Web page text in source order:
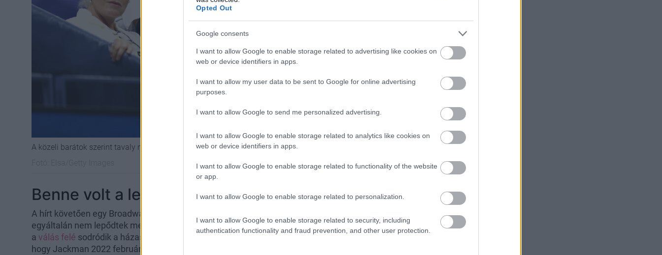
Opted Out
Google consents
I want to allow Google to enable storage related to advertising like cookies on
web or device identifiers in apps.
I want to allow my user data to be sent to Google for online advertising
purposes.
I want to allow Google to send me personalized advertising.
I want to allow Google to enable storage related to analytics like cookies on
web or device identifiers in apps.
I want to allow Google to enable storage related to functionality of the website
or app.
I want to allow Google to enable storage related to personalization.
I want to allow Google to enable storage related to security, including
authentication functionality and fraud prevention, and other user protection.
A közeli barátok szerint tavaly nyáron már nem volt felhőtlen a viszony
Benne volt a levegőben...
A hírt követően egy Broadway-i bennfentes elmondta, hogy a közeli barátokkal
egyáltalán nem lepődtek meg a pár döntésén, ugyanis egy ideje már sejthető volt, hogy
a válás felé sodródik a házasságuk. A problémák valószínűleg még azelőtt kezdődtek,
hogy Jackman 2022 februárjában visszatért a Broadway színpadára, hogy a „The Music